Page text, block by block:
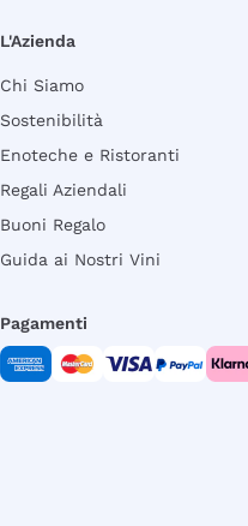
L'Azienda
Chi Siamo
Sostenibilità
Enoteche e Ristoranti
Regali Aziendali
Buoni Regalo
Guida ai Nostri Vini
Pagamenti